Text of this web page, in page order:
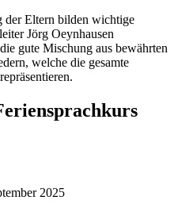
Eltern bilden wichtige
Jörg Oeynhausen
gute Mischung aus bewährten
welche die gesamte
2025